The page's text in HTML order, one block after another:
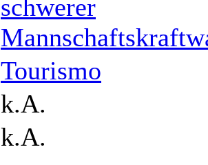
schwerer
Tourismo
k.A.
k.A.